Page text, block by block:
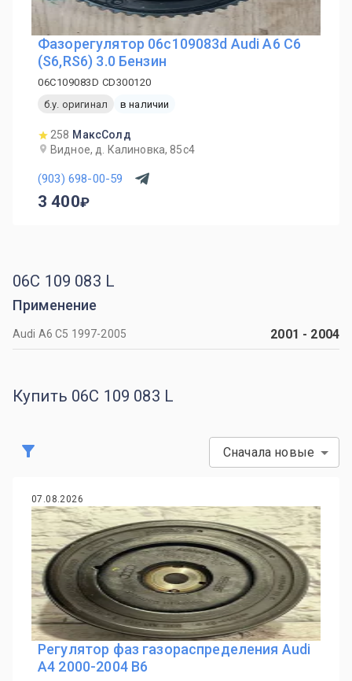
Фазорегулятор 06c109083d Audi A6 C6
(S6,RS6) 3.0 Бензин
06C109083D CD300120
б.у. оригинал
в наличии
258 МаксСолд
Видное, д. Калиновка, 85с4
(903) 698-00-59
3 400
06C 109 083 L
Применение
Audi A6 C5 1997-2005 2001 - 2004
Купить 06C 109 083 L
Сначала новые
07.08.2026
Регулятор фаз газораспределения Audi
A4 2000-2004 B6